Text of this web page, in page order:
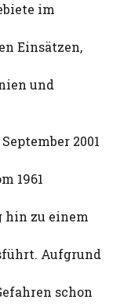
im
Einsätzen,
und
2001
1961
hin zu einem
Aufgrund
schon